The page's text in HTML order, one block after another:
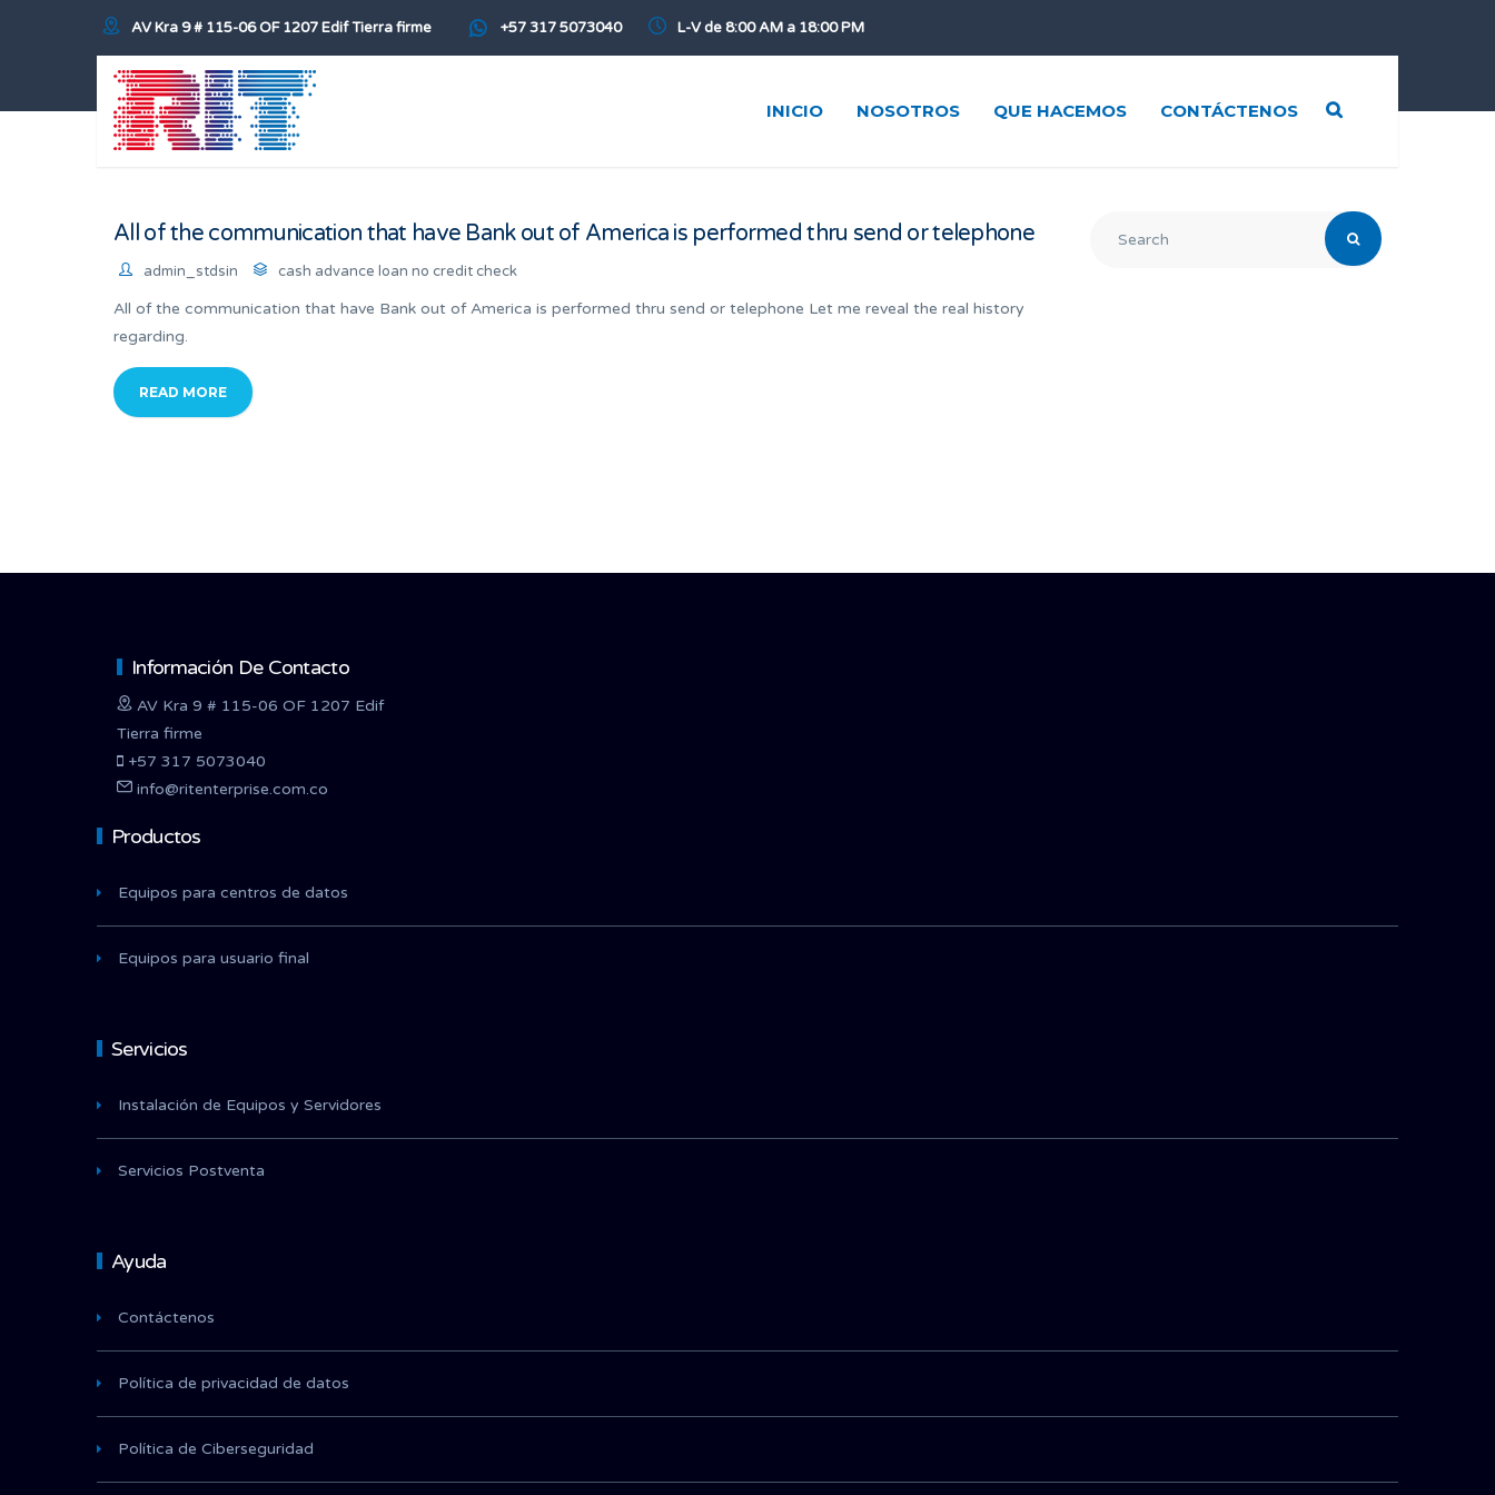
AV Kra 9 # 115-06 OF 1207 Edif Tierra firme +57 317 5073040 L-V de 8:00 AM a 18:00 PM
INICIO NOSOTROS QUE HACEMOS CONTÁCTENOS
All of the communication that have Bank out of America is performed thru send or telephone
admin_stdsin cash advance loan no credit check
All of the communication that have Bank out of America is performed thru send or telephone Let me reveal the real history
regarding.
READ MORE
Información De Contacto
AV Kra 9 # 115-06 OF 1207 Edif
Tierra firme
+57 317 5073040
info@ritenterprise.com.co
Productos
Equipos para centros de datos
Equipos para usuario final
Servicios
Instalación de Equipos y Servidores
Servicios Postventa
Ayuda
Contáctenos
Política de privacidad de datos
Política de Ciberseguridad